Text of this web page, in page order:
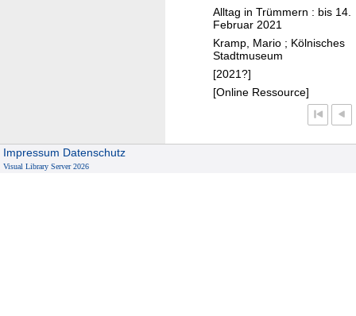
n
1
9
4
5
Alltag in Trümmern : bis 14.
Februar 2021
Kramp, Mario ; Kölnisches
Stadtmuseum
[2021?]
[Online Ressource]
Impressum Datenschutz
Visual Library Server 2026